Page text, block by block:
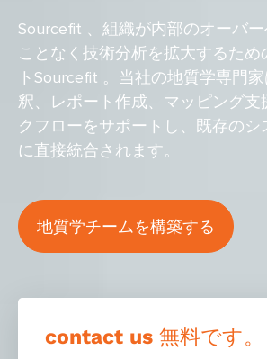
Sourcefit 、組織が内部のオーバ
ことなく技術分析を拡大するため
トSourcefit 。当社の地質学専門
釈、レポート作成、マッピング支
クフローをサポートし、既存のシ
に直接統合されます。
地質学チームを構築する
contact us 無料です。